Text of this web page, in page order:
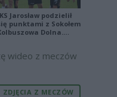
Jarosław podzielił
punktami z Sokołem
Dolna.
wideo z meczów
ZDJĘCIA Z MECZÓW